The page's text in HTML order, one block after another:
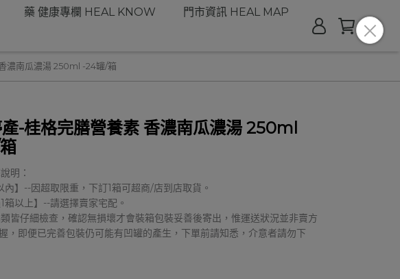
藥 健康專欄 HEAL KNOW
門市資訊 HEAL MAP
濃南瓜濃湯 250ml -24罐/箱
-桂格完膳營養素 香濃南瓜濃湯 250ml
明：
內】--因超取限重，下訂1箱可超商/店到店取貨。
1箱以上】--請選擇賣家宅配。
皆仔細檢查，確認無損壞才會裝箱包裝妥善後寄出，惟運送狀況並非賣方
，即便已完善包裝仍可能有凹罐的產生，下單前請知悉，介意者請勿下